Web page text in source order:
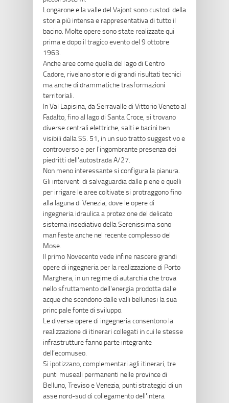
Longarone e la valle del Vajont sono custodi della
storia più intensa e rappresentativa di tutto il
bacino. Molte opere sono state realizzate qui
prima e dopo il tragico evento del 9 ottobre
1963.
Anche aree come quella del lago di Centro
Cadore, rivelano storie di grandi risultati tecnici
ma anche di drammatiche trasformazioni
territoriali.
In Val Lapisina, da Serravalle di Vittorio Veneto al
Fadalto, fino al lago di Santa Croce, si trovano
diverse centrali elettriche, salti e bacini ben
visibili dalla SS. 51, in un suo tratto suggestivo e
controverso e per l'ingombrante presenza dei
piedritti dell'autostrada A/27.
Non meno interessante si configura la pianura.
Gli interventi di salvaguardia dalle piene e quelli
per irrigare le aree coltivate si protraggono fino
alla laguna di Venezia, dove le opere di
ingegneria idraulica a protezione del delicato
sistema insediativo della Serenissima sono
manifeste anche nel recente complesso del
Mose.
Il primo Novecento vede infine nascere grandi
opere di ingegneria per la realizzazione di Porto
Marghera, in un regime di autarchia che trova
nello sfruttamento dell'energia prodotta dalle
acque che scendono dalle valli bellunesi la sua
principale fonte di sviluppo.
Le diverse opere di ingegneria consentono la
realizzazione di itinerari collegati in cui le stesse
infrastrutture fanno parte integrante
dell’ecomuseo.
Si ipotizzano, complementari agli itinerari, tre
punti museali permanenti nelle province di
Belluno, Treviso e Venezia, punti strategici di un
asse nord-sud di collegamento dell'intera